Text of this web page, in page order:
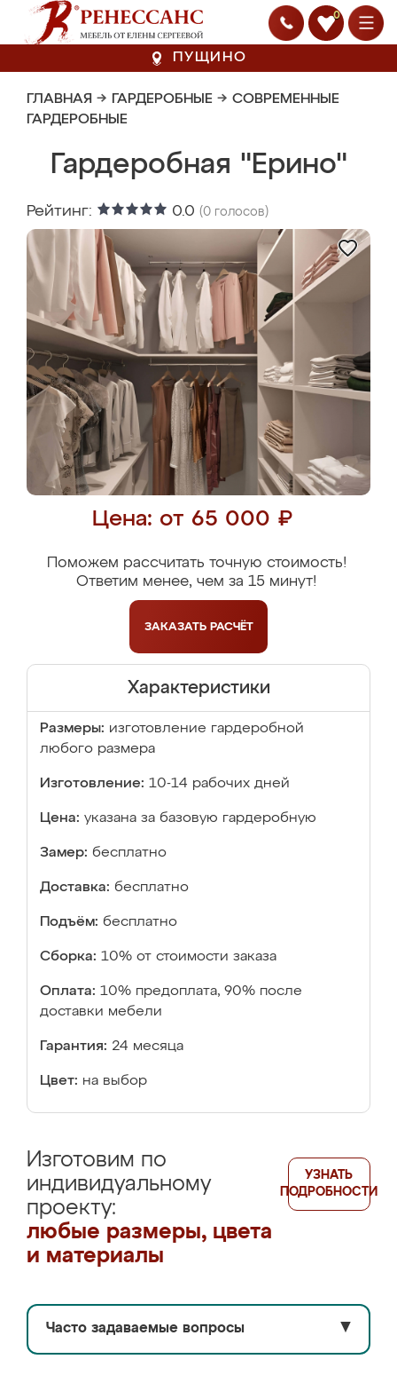
0
ПУЩИНО
ГЛАВНАЯ → ГАРДЕРОБНЫЕ → СОВРЕМЕННЫЕ
ГАРДЕРОБНЫЕ
Гардеробная "Ерино"
Рейтинг: 0.0 (0 голосов)
Цена: от 65 000 ₽
Поможем рассчитать точную стоимость!
Ответим менее, чем за 15 минут!
ЗАКАЗАТЬ РАСЧЁТ
Характеристики
Размеры: изготовление гардеробной
любого размера
Изготовление: 10-14 рабочих дней
Цена: указана за базовую гардеробную
Замер: бесплатно
Доставка: бесплатно
Подъём: бесплатно
Сборка: 10% от стоимости заказа
Оплата: 10% предоплата, 90% после
доставки мебели
Гарантия: 24 месяца
Цвет: на выбор
Изготовим по
индивидуальному
проекту:
любые размеры, цвета
и материалы
УЗНАТЬ
ПОДРОБНОСТИ
Часто задаваемые вопросы ▼